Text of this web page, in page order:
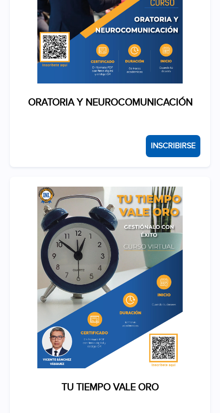
ORATORIA Y NEUROCOMUNICACIÓN
INSCRIBIRSE
TU TIEMPO VALE ORO